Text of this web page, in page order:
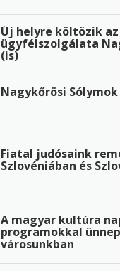
Új helyre költözik
ügyfélszolgálata
(is)
Nagykőrösi
Fiatal judósaink
Szlovéniában és
A magyar kultúra
programokkal
városunkban